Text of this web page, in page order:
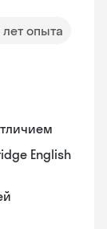
лет опыта
English